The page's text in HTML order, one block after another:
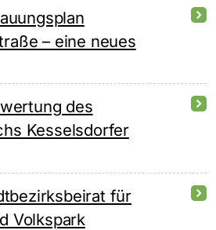
– eine neues
des
Kesselsdorfer
für
Volkspark